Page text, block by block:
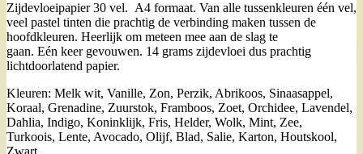
Zijdevloeipapier 30 vel. A4 formaat. Van alle tussenkleuren één vel,
veel pastel tinten die prachtig de verbinding maken tussen de
hoofdkleuren. Heerlijk om meteen mee aan de slag te
gaan. Eén keer gevouwen. 14 grams zijdevloei dus prachtig
lichtdoorlatend papier.
Kleuren: Melk wit, Vanille, Zon, Perzik, Abrikoos, Sinaasappel,
Koraal, Grenadine, Zuurstok, Framboos, Zoet, Orchidee, Lavendel,
Dahlia, Indigo, Koninklijk, Fris, Helder, Wolk, Mint, Zee,
Turkoois, Lente, Avocado, Olijf, Blad, Salie, Karton, Houtskool,